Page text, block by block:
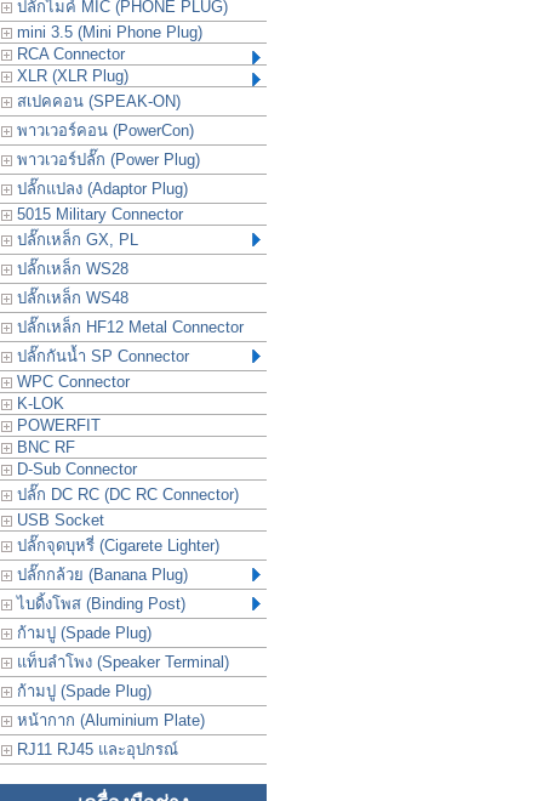
ปลั๊กไมค์ MIC (PHONE PLUG)
mini 3.5 (Mini Phone Plug)
RCA Connector
XLR (XLR Plug)
สเปคคอน (SPEAK-ON)
พาวเวอร์คอน (PowerCon)
พาวเวอร์ปลั๊ก (Power Plug)
ปลั๊กแปลง (Adaptor Plug)
5015 Military Connector
ปลั๊กเหล็ก GX, PL
ปลั๊กเหล็ก WS28
ปลั๊กเหล็ก WS48
ปลั๊กเหล็ก HF12 Metal Connector
ปลั๊กกันน้ำ SP Connector
WPC Connector
K-LOK
POWERFIT
BNC RF
D-Sub Connector
ปลั๊ก DC RC (DC RC Connector)
USB Socket
ปลั๊กจุดบุหรี่ (Cigarete Lighter)
ปลั๊กกล้วย (Banana Plug)
ไบดิ้งโพส (Binding Post)
ก้ามปู (Spade Plug)
แท็บลำโพง (Speaker Terminal)
ก้ามปู (Spade Plug)
หน้ากาก (Aluminium Plate)
RJ11 RJ45 และอุปกรณ์